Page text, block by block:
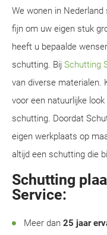
We wonen in
fijn om uw eigen stuk
heeft u bepaalde
schutting. Bij Schutting
van diverse materialen.
voor een natuurlijke
schutting. Doordat
eigen werkplaats op
altijd een schutting die
Schutting
Service:
Meer dan 25 jaar